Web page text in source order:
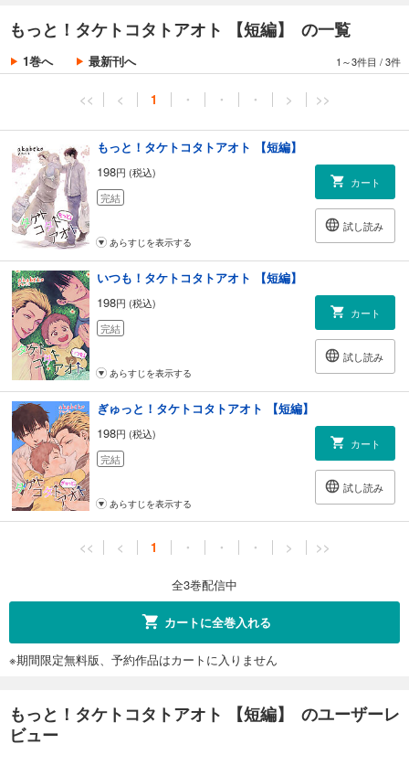
もっと！タケトコタトアオト 【短編】 の一覧
1巻へ 最新刊へ 1～3件目 /3件
<< < 1 ・ ・ ・ > >>
もっと！タケトコタトアオト 【短編】
198円 (税込)
完結
カート
試し読み
あらすじを表示する
いつも！タケトコタトアオト 【短編】
198円 (税込)
完結
カート
試し読み
あらすじを表示する
ぎゅっと！タケトコタトアオト 【短編】
198円 (税込)
完結
カート
試し読み
あらすじを表示する
<< < 1 ・ ・ ・ > >>
全3巻配信中
カートに全巻入れる
※期間限定無料版、予約作品はカートに入りません
もっと！タケトコタトアオト 【短編】 のユーザーレ
ビュー